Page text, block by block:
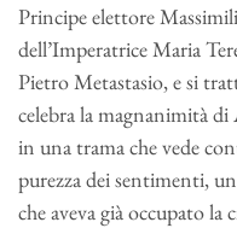
Principe elettore
dell’Imperatrice Maria
Pietro Metastasio, e si
celebra la magnanimità
in una trama che vede
purezza dei sentimenti,
che aveva già occupato la